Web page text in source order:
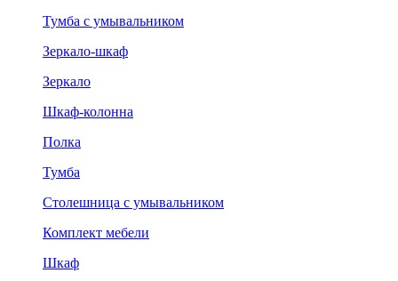
Тумба с умывальником
Зеркало-шкаф
Зеркало
Шкаф-колонна
Полка
Тумба
Столешница с умывальником
Комплект мебели
Шкаф